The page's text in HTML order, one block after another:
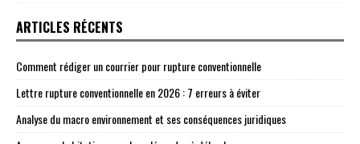
ARTICLES RÉCENTS
Comment rédiger un courrier pour rupture conventionnelle
Lettre rupture conventionnelle en 2026 : 7 erreurs à éviter
Analyse du macro environnement et ses conséquences juridiques